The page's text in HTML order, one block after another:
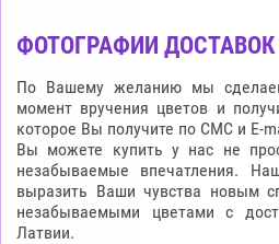
ФОТОГРАФИИ ДОСТАВОК
По Вашему желанию мы
момент вручения цветов и
которое Вы получите по СМС и E-
Вы можете купить у нас не
незабываемые впечатления.
выразить Ваши чувства новым
незабываемыми цветами с
Латвии.